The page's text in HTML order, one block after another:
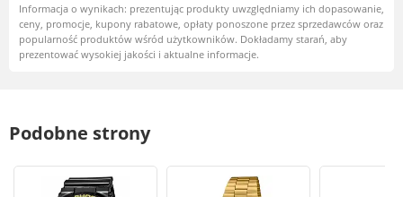
Informacja o wynikach: prezentując produkty uwzględniamy ich dopasowanie,
ceny, promocje, kupony rabatowe, opłaty ponoszone przez sprzedawców oraz
popularność produktów wśród użytkowników. Dokładamy starań, aby
prezentować wysokiej jakości i aktualne informacje.
Podobne strony